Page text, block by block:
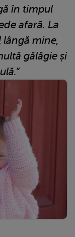
în timpul
afară. La
mine,
gălăgie și